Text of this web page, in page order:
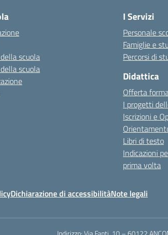
scuola
scuola
I Servizi
Personale
Famiglie e
Percorsi di
Didattica
Offerta
I progetti
Iscrizioni e
Libri di testo
Indicazioni
prima volta
Dichiarazione di accessibilitàNote legali